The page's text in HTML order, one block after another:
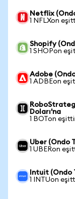
Netflix
1 NFLXon
Shopify
1 SHOPon
Adobe
1 ADBEon
Doları'na
1 BOTon
Uber (Ondo
1 UBERon
Intuit (Ondo
1 INTUon